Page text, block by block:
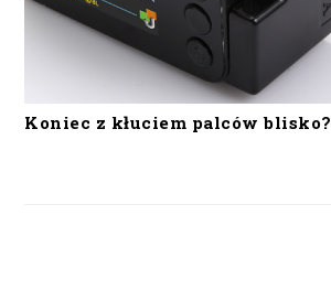
Koniec z kłuciem palców blisko?